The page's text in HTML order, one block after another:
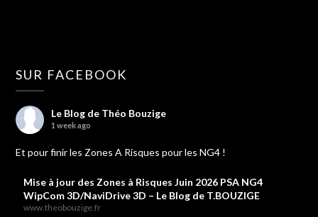
SUR FACEBOOK
Le Blog de Théo Bouzige
1 week ago
Et pour finir les Zones A Risques pour les NG4 !
Mise à jour des Zones à Risques Juin 2026 PSA NG4
WipCom 3D/NaviDrive 3D – Le Blog de T.BOUZIGE
www.theobouzige.fr